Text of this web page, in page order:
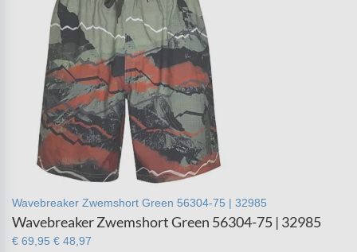
Wavebreaker Zwemshort Green 56304-75 | 32985
Wavebreaker Zwemshort Green 56304-75 | 32985
€ 69,95 € 48,97